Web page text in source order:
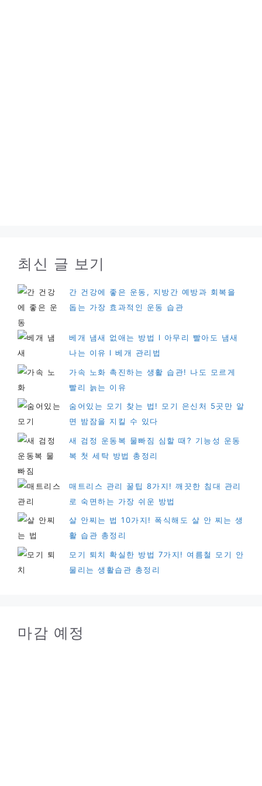
최신 글 보기
간 건강에 좋은 운동, 지방간 예방과 회복을
돕는 가장 효과적인 운동 습관
베개 냄새 없애는 방법 l 아무리 빨아도 냄새
나는 이유 l 베개 관리법
가속 노화 촉진하는 생활 습관! 나도 모르게
빨리 늙는 이유
숨어있는 모기 찾는 법! 모기 은신처 5곳만 알
면 밤잠을 지킬 수 있다
새 검정 운동복 물빠짐 심할 때? 기능성 운동
복 첫 세탁 방법 총정리
매트리스 관리 꿀팁 8가지! 깨끗한 침대 관리
로 숙면하는 가장 쉬운 방법
살 안찌는 법 10가지! 폭식해도 살 안 찌는 생
활 습관 총정리
모기 퇴치 확실한 방법 7가지! 여름철 모기 안
물리는 생활습관 총정리
마감 예정